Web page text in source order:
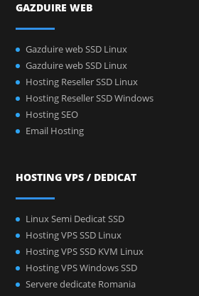
GAZDUIRE WEB
Gazduire web SSD Linux
Gazduire web SSD Linux
Hosting Reseller SSD Linux
Hosting Reseller SSD Windows
Hosting SEO
Email Hosting
HOSTING VPS / DEDICAT
Linux Semi Dedicat SSD
Hosting VPS SSD Linux
Hosting VPS SSD KVM Linux
Hosting VPS Windows SSD
Servere dedicate Romania